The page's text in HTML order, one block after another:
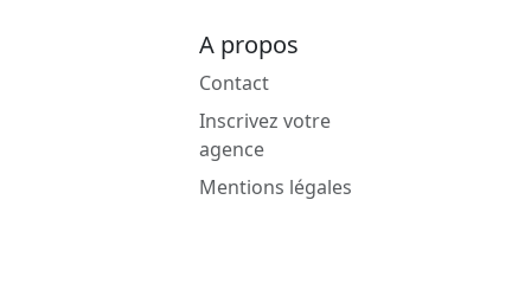
A propos
Contact
Inscrivez votre
agence
Mentions légales